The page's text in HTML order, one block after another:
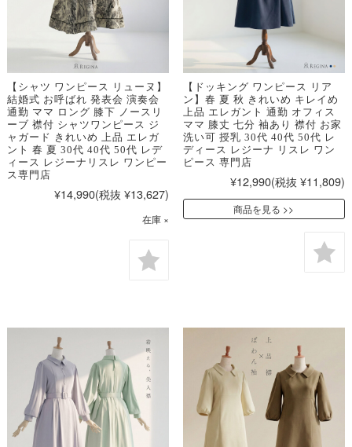
【シャツ ワンピース リューヌ】
結婚式 お呼ばれ 発表会 演奏会
通勤 ママ ロング 膝下 ノースリ
ーブ 襟付 シャツワンピース ジ
ャガード きれいめ 上品 エレガ
ント 春 夏 30代 40代 50代 レデ
ィース レジーナリスレ ワンピー
ス専門店
¥14,990(税抜 ¥13,627)
在庫 ×
【ドッキング ワンピース リア
ン】春 夏 秋 きれいめ キレイめ
上品 エレガント 通勤 オフィス
ママ 膝丈 七分 袖あり 襟付 お家
洗い可 授乳 30代 40代 50代 レ
ディース レジーナ リスレ ワン
ピース 専門店
¥12,990(税抜 ¥11,809)
商品を見る